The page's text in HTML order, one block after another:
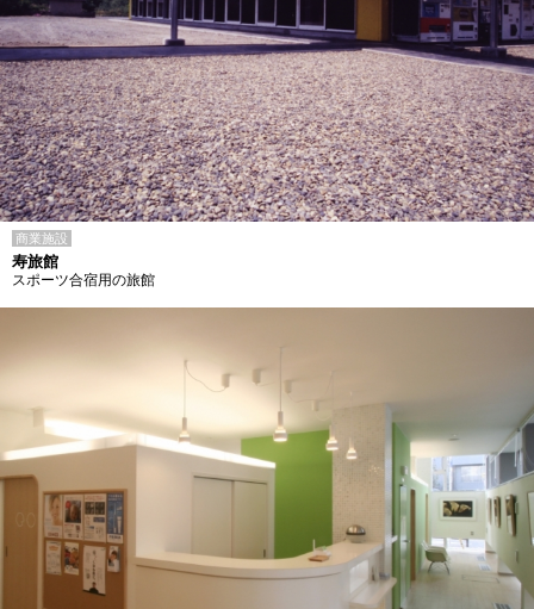
商業施設
寿旅館
スポーツ合宿用の旅館